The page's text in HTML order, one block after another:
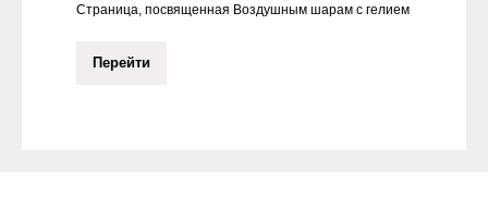
Страница, посвященная Воздушным шарам с гелием
Перейти